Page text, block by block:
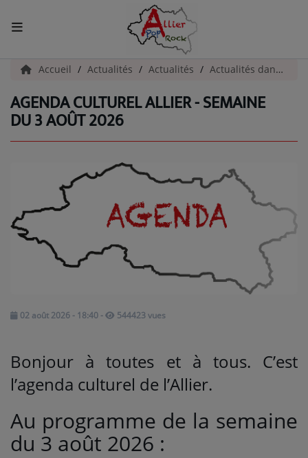
ACCUEIL
Actualités
INFOS - ALLIER
AGENDA CULTUREL - ALLIER
INFOS POP ROCK
La Radio
EMISSIONS
PODCASTS
Agenda
Accueil Actualités Actualités Actualités dans l'Allier
AGENDA CULTUREL ALLIER - SEMAINE
DU 3 AOÛT 2026
02 août 2026 - 18:40 - 544423 vues
Bonjour à toutes et à tous. C’est
l’agenda culturel de l’Allier.
Au programme de la semaine
du 3 août 2026 :